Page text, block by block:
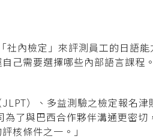
內檢定」來評測員工的日語能
己需要選擇哪些內部語言課程。
）、多益測驗之檢定報名津
了與巴西合作夥伴溝通更密切
核條件之一。」